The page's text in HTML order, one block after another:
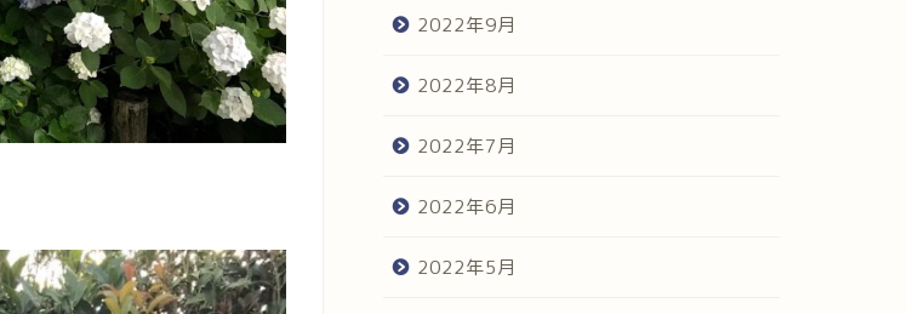
2022年9月
2022年8月
2022年7月
2022年6月
2022年5月